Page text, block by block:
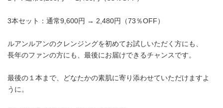
3本セット：通常9,600円 → 2,480円（73％OFF）
ルアンルアンのクレンジングを初めてお試しいただく方にも、
長年のファンの方にも、最後にお届けできるチャンスです。
最後の１本まで、どなたかの素肌に寄り添わせていただけますよ
うに。